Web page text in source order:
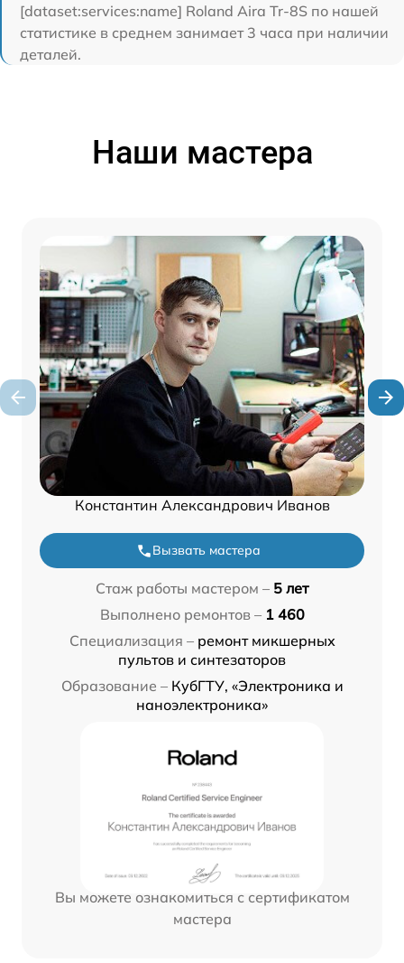
[dataset:services:name] Roland Aira Tr-8S по нашей
статистике в среднем занимает 3 часа при наличии
деталей.
Наши мастера
Константин Александрович Иванов
Вызвать мастера
Стаж работы мастером – 5 лет
Выполнено ремонтов – 1 460
Специализация – ремонт микшерных
пультов и синтезаторов
Образование – КубГТУ, «Электроника и
наноэлектроника»
Вы можете ознакомиться с сертификатом
мастера